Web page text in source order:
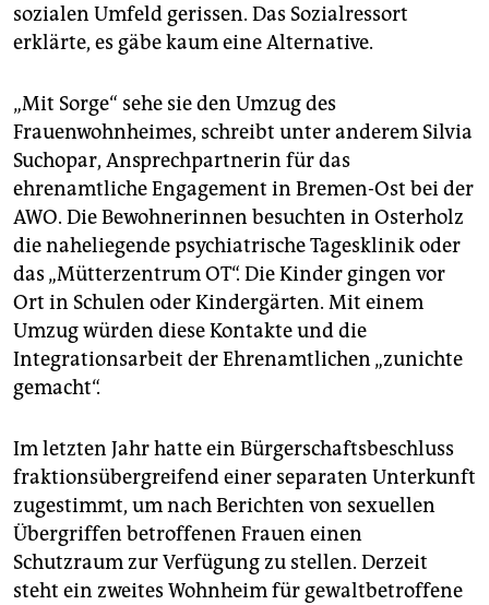
sozialen Umfeld gerissen. Das Sozialressort
erklärte, es gäbe kaum eine Alternative.
„Mit Sorge“ sehe sie den Umzug des
Frauenwohnheimes, schreibt unter anderem Silvia
Suchopar, Ansprechpartnerin für das
ehrenamtliche Engagement in Bremen-Ost bei der
AWO. Die Bewohnerinnen besuchten in Osterholz
die naheliegende psychiatrische Tagesklinik oder
das „Mütterzentrum OT“. Die Kinder gingen vor
Ort in Schulen oder Kindergärten. Mit einem
Umzug würden diese Kontakte und die
Integrationsarbeit der Ehrenamtlichen „zunichte
gemacht“.
Im letzten Jahr hatte ein Bürgerschaftsbeschluss
fraktionsübergreifend einer separaten Unterkunft
zugestimmt, um nach Berichten von sexuellen
Übergriffen betroffenen Frauen einen
Schutzraum zur Verfügung zu stellen. Derzeit
steht ein zweites Wohnheim für gewaltbetroffene